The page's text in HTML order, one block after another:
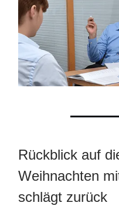
Rückblick auf
Weihnachten
schlägt zurück